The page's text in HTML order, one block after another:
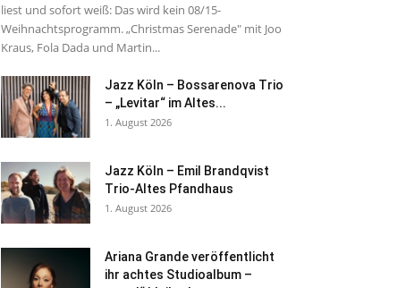
liest und sofort weiß: Das wird kein 08/15-
Weihnachtsprogramm. „Christmas Serenade" mit Joo
Kraus, Fola Dada und Martin...
Jazz Köln – Bossarenova Trio
– „Levitar“ im Altes...
1. August 2026
Jazz Köln – Emil Brandqvist
Trio-Altes Pfandhaus
1. August 2026
Ariana Grande veröffentlicht
ihr achtes Studioalbum –